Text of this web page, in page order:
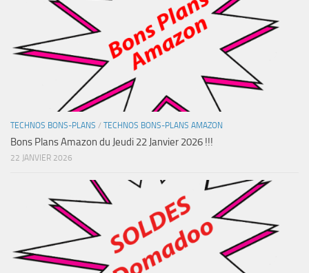
TECHNOS BONS-PLANS / TECHNOS BONS-PLANS AMAZON
Bons Plans Amazon du Jeudi 22 Janvier 2026 !!!
22 JANVIER 2026